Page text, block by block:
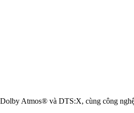
Atmos® và DTS:X, cùng công